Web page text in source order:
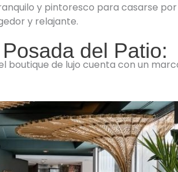
y pintoresco para casarse por
y relajante.
del Patio:
boutique de lujo cuenta con un